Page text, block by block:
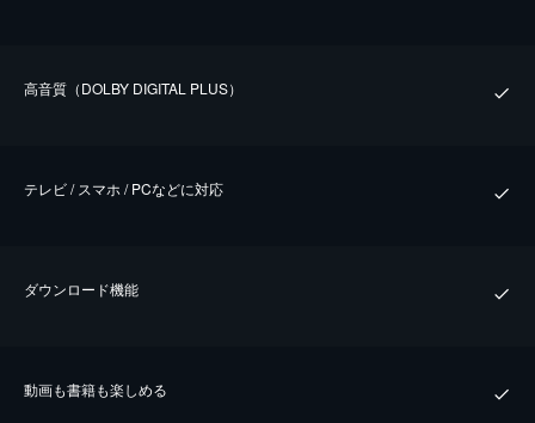
⾼⾳質（DOLBY DIGITAL PLUS）
テレビ / スマホ / PCなどに対応
ダウンロード機能
動画も書籍も楽しめる